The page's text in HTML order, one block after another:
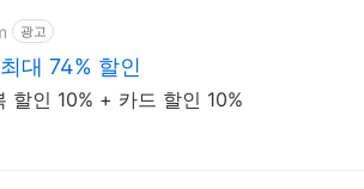
광고
대 74% 할인
할인 10% + 카드 할인 10%